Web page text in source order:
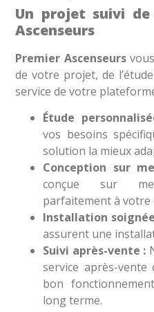
Un projet suivi
Ascenseurs
Premier Ascenseurs
de votre projet, de
service de votre
Étude
vos besoins
solution la mieux
Conception sur
conçue sur
parfaitement à votre
Installation
assurent une
Suivi après-vente :
service après-
bon
long terme.